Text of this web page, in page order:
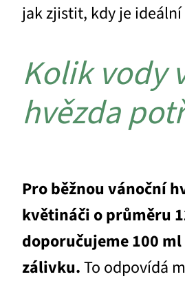
jak zjistit, kdy je ideální
Kolik vody
hvězda
Pro běžnou vánoční
květináči o průměru
doporučujeme 100
zálivku.To odpovídá